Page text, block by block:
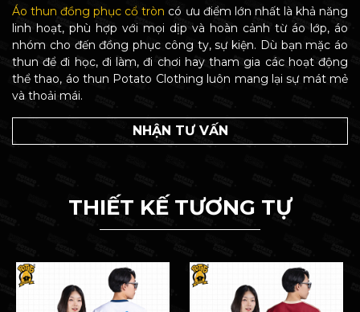
Áo thun đồng phục cổ tròn có ưu điểm lớn nhất là khả năng
linh hoạt, phù hợp với mọi dịp và hoàn cảnh từ áo lớp, áo
nhóm cho đến đồng phục công ty, sự kiện. Dù bạn mặc áo
thun để đi học, đi làm, đi chơi hay tham gia các hoạt động
thể thao, áo thun Potato Clothing luôn mang lại sự mát mẻ
và thoải mái.
NHẬN TƯ VẤN
THIẾT KẾ TƯƠNG TỰ